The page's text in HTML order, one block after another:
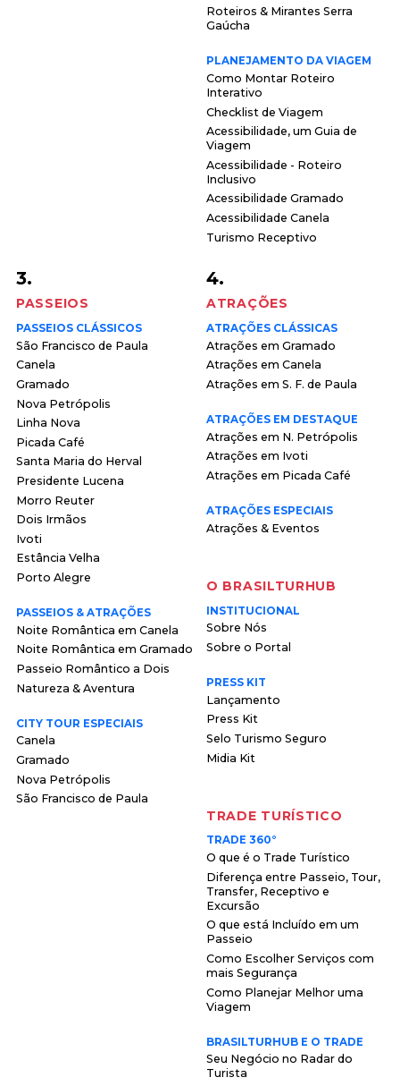
Roteiros & Mirantes Serra
Gaúcha
PLANEJAMENTO DA VIAGEM
Como Montar Roteiro
Interativo
Checklist de Viagem
Acessibilidade, um Guia de
Viagem
Acessibilidade - Roteiro
Inclusivo
Acessibilidade Gramado
Acessibilidade Canela
Turismo Receptivo
3.
PASSEIOS
PASSEIOS CLÁSSICOS
São Francisco de Paula
Canela
Gramado
Nova Petrópolis
Linha Nova
Picada Café
Santa Maria do Herval
Presidente Lucena
Morro Reuter
Dois Irmãos
Ivoti
Estância Velha
Porto Alegre
PASSEIOS & ATRAÇÕES
Noite Romântica em Canela
Noite Romântica em Gramado
Passeio Romântico a Dois
Natureza & Aventura
CITY TOUR ESPECIAIS
Canela
Gramado
Nova Petrópolis
São Francisco de Paula
4.
ATRAÇÕES
ATRAÇÕES CLÁSSICAS
Atrações em Gramado
Atrações em Canela
Atrações em S. F. de Paula
ATRAÇÕES EM DESTAQUE
Atrações em N. Petrópolis
Atrações em Ivoti
Atrações em Picada Café
ATRAÇÕES ESPECIAIS
Atrações & Eventos
O BRASILTURHUB
INSTITUCIONAL
Sobre Nós
Sobre o Portal
PRESS KIT
Lançamento
Press Kit
Selo Turismo Seguro
Midia Kit
TRADE TURÍSTICO
TRADE 360°
O que é o Trade Turístico
Diferença entre Passeio, Tour,
Transfer, Receptivo e
Excursão
O que está Incluído em um
Passeio
Como Escolher Serviços com
mais Segurança
Como Planejar Melhor uma
Viagem
BRASILTURHUB E O TRADE
Seu Negócio no Radar do
Turista